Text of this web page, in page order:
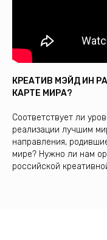
КРЕАТИВ МЭЙД ИН
КАРТЕ МИРА?
Соответствует ли
реализации лучшим
направления,
мире? Нужно ли нам
российской